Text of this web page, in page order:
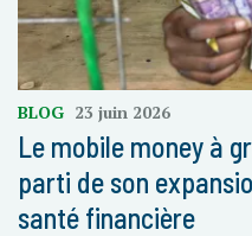
BLOG 23 juin 2026
Le mobile money à
parti de son
santé financière